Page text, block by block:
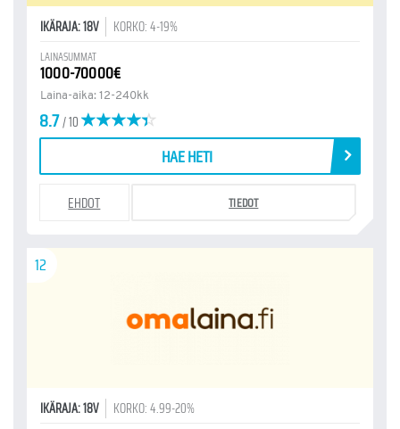
IKÄRAJA: 18V KORKO: 4-19%
LAINASUMMAT
1000-70000€
Laina-aika: 12-240kk
8.7/ 10
HAE HETI
EHDOT TIEDOT
12
IKÄRAJA: 18V KORKO: 4.99-20%